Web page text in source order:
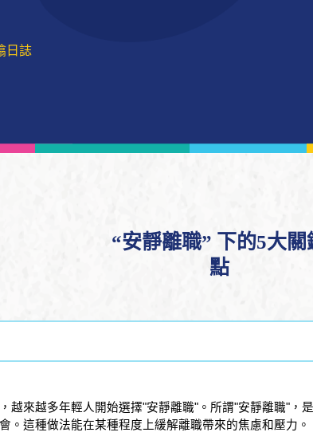
日誌
“安靜離職” 下的5大關
點
越來越多年輕人開始選擇"安靜離職"。所謂"安靜離職"，
。這種做法能在某種程度上緩解離職帶來的焦慮和壓力。